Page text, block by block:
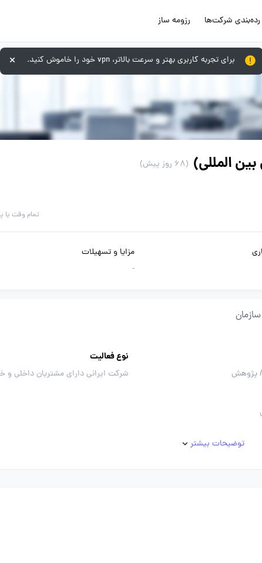
رده‌بندی شرکت‌ها رزومه ساز
المللی) (68 روز پیش)
تمام وقت یا
مزایا و تسهیلات
-
پژوهش
نوع فعالیت
شرکت ایرانی دارای مشتریان داخلی و
توضیحات بیشتر
برای تجربه کاربری بهتر و سرعت بالاتر، vpn خود را خاموش کنید.